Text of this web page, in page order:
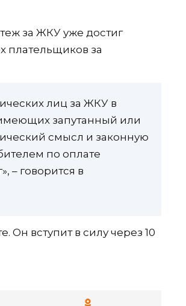
за ЖКУ уже достиг
плательщиков за
лиц за ЖКУ в
запутанный или
смысл и законную
по оплате
– говорится в
Он вступит в силу через 10